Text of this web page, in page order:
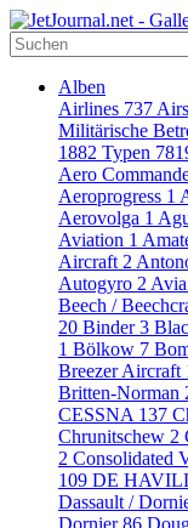
Alben
Airlines 737
Militärische
1882 Typen
Aero
Aeroprogress 1
Aerovolga 1
Aviation 1
Aircraft 2
Autogyro 2 Avia
Beech /
20 Binder3
1 Bölkow 7
Breezer Aircraft
Britten-Norman
CESSNA 137
Chrunitschew 2
2 Consolidated
109 DE
Dassault /
Dornier86